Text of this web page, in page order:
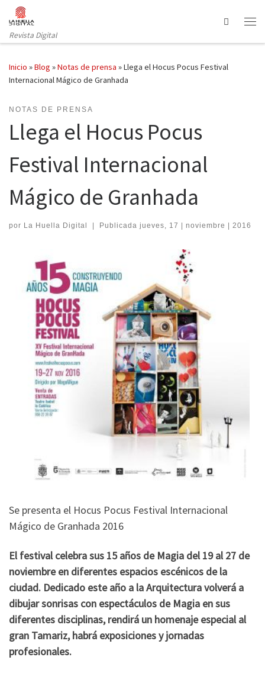
Saltar al contenido
Revista Digital
Search
Inicio »Blog »Notas de prensa »Llega el Hocus Pocus Festival
Internacional Mágico de Granhada
NOTAS DE PRENSA
Llega el Hocus Pocus
Festival Internacional
Mágico de Granhada
por La Huella Digital | Publicada jueves, 17 | noviembre | 2016
Se presenta el Hocus Pocus Festival Internacional
Mágico de Granhada 2016
El festival celebra sus 15 años de Magia del 19 al 27 de
noviembre en diferentes espacios escénicos de la
ciudad. Dedicado este año a la Arquitectura volverá a
dibujar sonrisas con espectáculos de Magia en sus
diferentes disciplinas, rendirá un homenaje especial al
gran Tamariz, habrá exposiciones y jornadas
profesionales.